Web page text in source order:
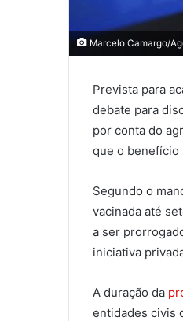
Marcelo Camargo/
Prevista para
debate para
por conta do
que o benefício
Segundo o
vacinada até
a ser
iniciativa
A duração da
entidades civis